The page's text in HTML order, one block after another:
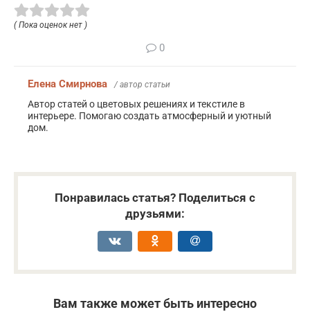
( Пока оценок нет )
0
Елена Смирнова / автор статьи
Автор статей о цветовых решениях и текстиле в
интерьере. Помогаю создать атмосферный и уютный
дом.
Понравилась статья? Поделиться с
друзьями:
Вам также может быть интересно